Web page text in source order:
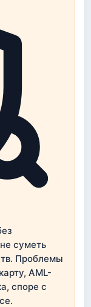
суметь
Проблемы
AML-
споре с